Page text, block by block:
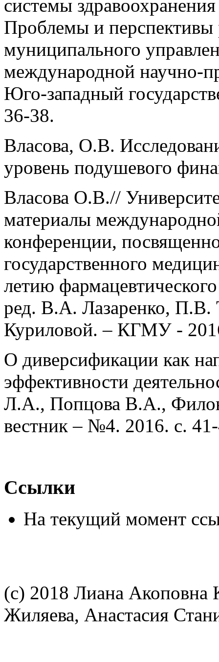
системы
Проблемы и перспективы
муниципального
международной научно-
Юго-западный
36-38.
Власова, О.В.
уровень подушевого
Власова О.В.//
материалы
конференции,
государственного
летию
ред. В.А. Лазаренко,
Куриловой. – КГМУ -
О диверсификации как
эффективности
Л.А., Попцова В.А.,
вестник – №4. 2016. с.
Ссылки
На текущий момент
(c) 2018 Лиана
Жиляева, Анастасия